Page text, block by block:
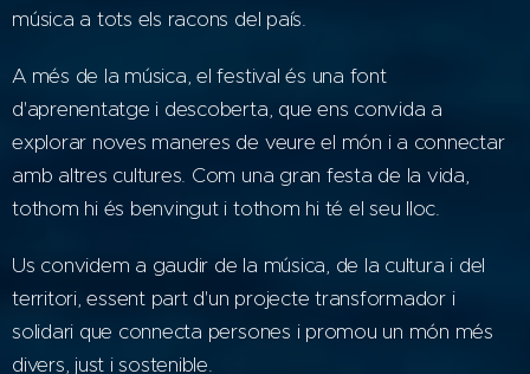
música a tots els racons del país.
A més de la música, el festival és una font
d'aprenentatge i descoberta, que ens convida a
explorar noves maneres de veure el món i a connectar
amb altres cultures. Com una gran festa de la vida,
tothom hi és benvingut i tothom hi té el seu lloc.
Us convidem a gaudir de la música, de la cultura i del
territori, essent part d'un projecte transformador i
solidari que connecta persones i promou un món més
divers, just i sostenible.